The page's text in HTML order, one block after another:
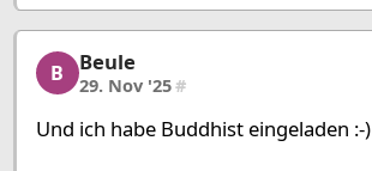
Beule, 20/58, 29. Nov '25
B Beule
29. Nov '25#
Und ich habe Buddhist eingeladen :-)